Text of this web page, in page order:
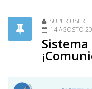
SUPER USER
14 AGOSTO